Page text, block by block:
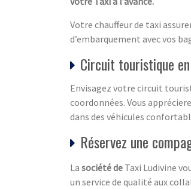
Votre chauffeur de taxi
d’embarquement avec vos
Circuit touristique
Envisagez votre circuit
coordonnées. Vous
dans des véhicules
Réservez une
La société de Taxi Ludivine
un service de qualité aux